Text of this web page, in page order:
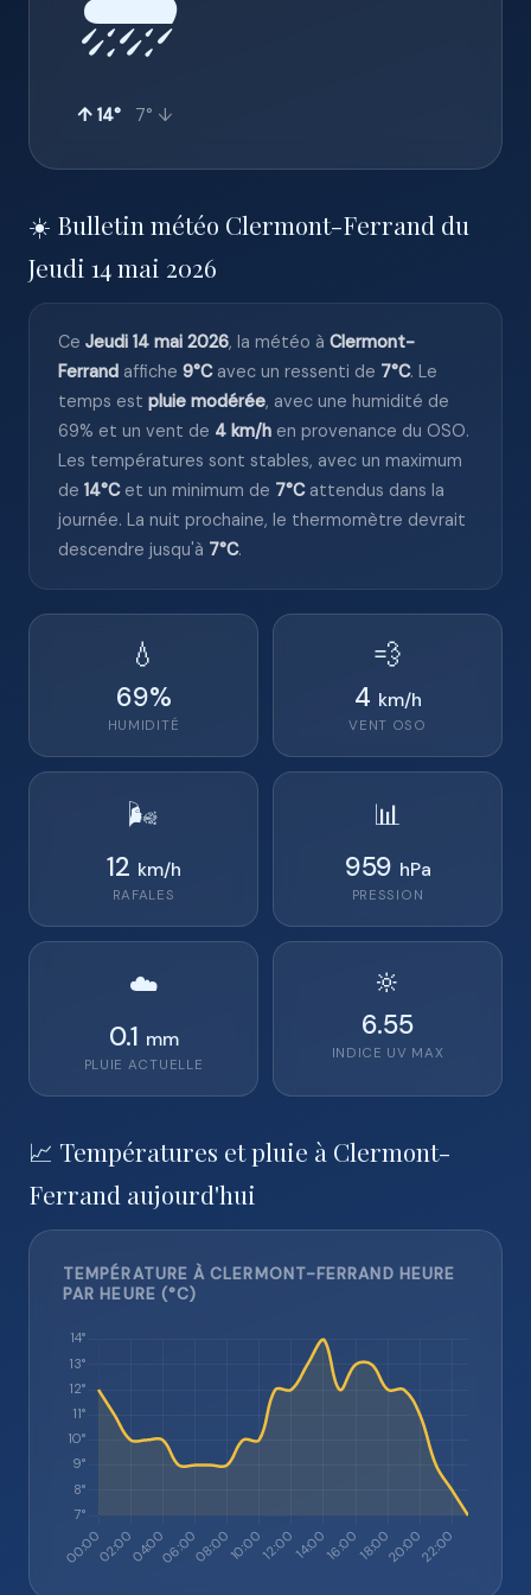
↑ 14° 7° ↓
☀️ Bulletin météo Clermont-Ferrand du
Jeudi 14 mai 2026
Ce Jeudi 14 mai 2026, la météo à Clermont-
Ferrand affiche 9°Cavec un ressenti de 7°C. Le
temps est pluie modérée, avec une humidité de
69% et un vent de 4 km/h en provenance du OSO.
Les températures sont stables, avec un maximum
de 14°Cet un minimum de 7°Cattendus dans la
journée. La nuit prochaine, le thermomètre devrait
descendre jusqu'à 7°C.
💧
69%
HUMIDITÉ
💨
4 km/h
VENT OSO
🌬️
12 km/h
RAFALES
📊
959 hPa
PRESSION
☁️
0.1 mm
PLUIE ACTUELLE
🔆
6.55
INDICE UV MAX
📈 Températures et pluie à Clermont-
Ferrand aujourd'hui
TEMPÉRATURE À CLERMONT-FERRAND HEURE
PAR HEURE (°C)